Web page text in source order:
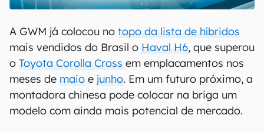
A GWM já colocou no topo da lista de híbridos
mais vendidos do Brasil o Haval H6, que superou
o Toyota Corolla Cross em emplacamentos nos
meses de maio e junho. Em um futuro próximo, a
montadora chinesa pode colocar na briga um
modelo com ainda mais potencial de mercado.